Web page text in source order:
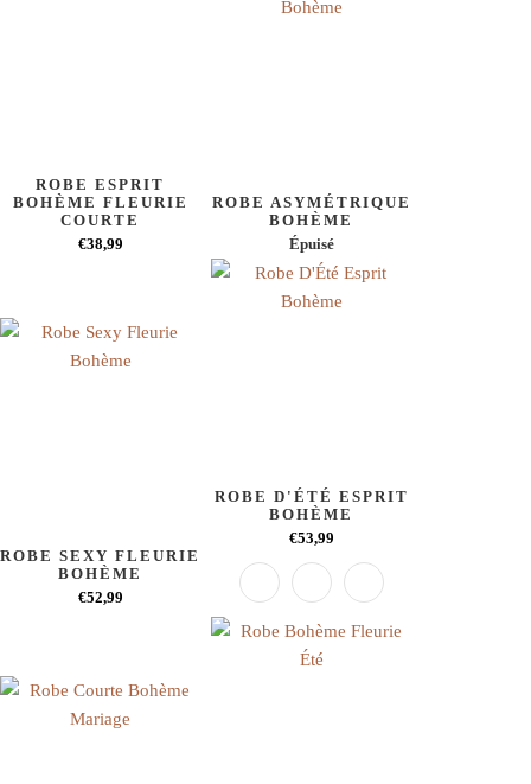
ROBE ESPRIT
BOHÈME FLEURIE
COURTE
€38,99
ROBE ASYMÉTRIQUE
BOHÈME
Épuisé
ROBE SEXY FLEURIE
BOHÈME
€52,99
ROBE D'ÉTÉ ESPRIT
BOHÈME
€53,99